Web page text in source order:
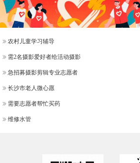
农村儿童学习辅导
需2名摄影爱好者给活动摄影
急招募摄影剪辑专业志愿者
长沙市老人微心愿
需要志愿者帮忙买药
维修水管